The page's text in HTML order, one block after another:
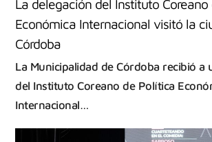
La delegación del Instituto
Económica Internacional visitó la
Córdoba
La Municipalidad de Córdoba recibió a
del Instituto Coreano de Política
Internacional…